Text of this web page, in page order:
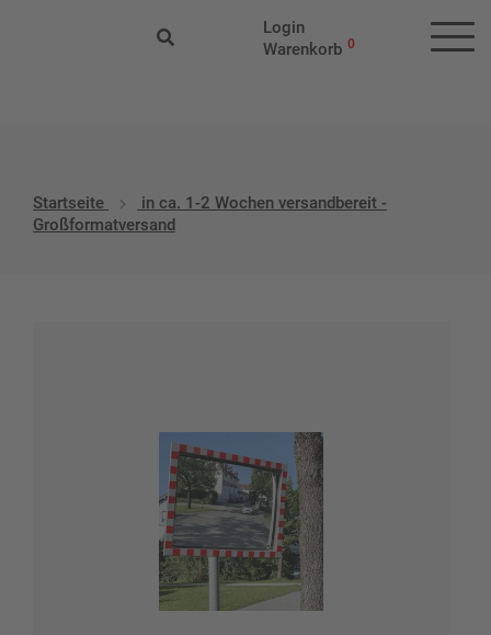
Login
Warenkorb 0
Startseite
in ca. 1-2 Wochen versandbereit -
Großformatversand